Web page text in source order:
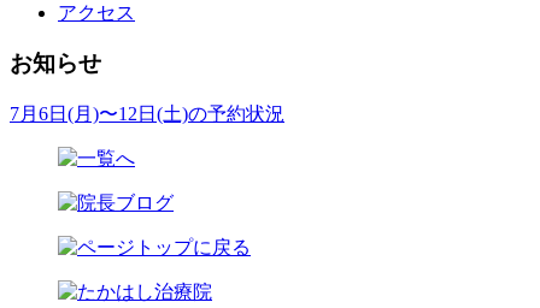
アクセス
お知らせ
7月6日(月)〜12日(土)の予約状況